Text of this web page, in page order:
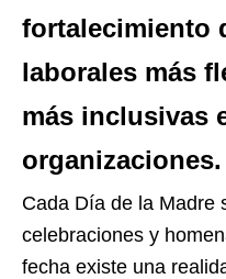
fortalecimiento
laborales más
más inclusivas
organizaciones.
Cada Día de la Madre
celebraciones y
fecha existe una